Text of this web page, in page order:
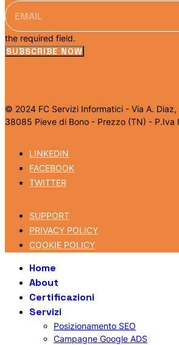
the required field.
SUBSCRIBE NOW
© 2024 FC Servizi Informatici - Via A. Diaz,
38085 Pieve di Bono - Prezzo (TN) - P.Iva
LINKEDIN
FACEBOOK
TWITTER
SUPPORT
PRIVACY POLICY
COOKIE POLICY
Home
About
Certificazioni
Servizi
Posizionamento SEO
Campagne Google ADS